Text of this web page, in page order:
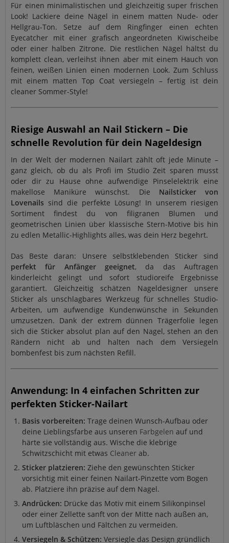
Für einen minimalistischen und gleichzeitig super frischen
Look! Lackiere deine Nägel in einem matten Nude- oder
Hellgrau-Ton. Setze auf dem Ringfinger einen echten
Eyecatcher mit einer grafisch angeordneten Kiwischeibe
oder einer halben Zitrone. Die restlichen Nägel hältst du
komplett clean, verleihst ihnen aber mit einem Hauch von
feinen, weißen Linien einen modernen Look. Zum Schluss
mit einem matten Top Coat versiegeln – fertig ist dein
cleaner Sommer-Style!
Riesige Auswahl an Nail Stickern – Die
schnelle Revolution für dein Nageldesign
In der Welt der modernen Nailart zählt oft jede Minute –
ganz gleich, ob du als Profi im Studio Zeit sparen musst
oder dir zu Hause ohne aufwendige Pinselelektrik eine
makellose Maniküre wünschst. Die Nailsticker von
Lovenails sind die perfekte Lösung! In unserem riesigen
Sortiment findest du von filigranen Blumen und
geometrischen Linien über klassische Stern-Motive bis hin
zu edlen Metallic-Highlights alles, was dein Herz begehrt.
Das Beste daran: Unsere selbstklebenden Sticker sind
perfekt für Anfänger geeignet, da das Auftragen
kinderleicht gelingt und sofort studioreife Ergebnisse
garantiert. Gleichzeitig schätzen Nageldesigner unsere
Sticker als unschlagbares Werkzeug für schnelles Studio-
Arbeiten, um aufwendige Kundenwünsche in Sekunden
umzusetzen. Dank der extrem dünnen Trägerfolie legen
sich die Sticker absolut plan auf den Nagel, stehen an den
Rändern nicht ab und halten nach dem Versiegeln
bombenfest bis zum nächsten Refill.
Anwendung: In 4 einfachen Schritten zur
perfekten Sticker-Nailart
Basis vorbereiten: Trage deinen Wunsch-Aufbau oder
deine Lieblingsfarbe aus unseren Farbgelen auf und
härte sie vollständig aus. Wische die klebrige
Schwitzschicht mit etwas Cleaner ab.
Sticker platzieren: Ziehe den gewünschten Sticker
vorsichtig mit einer feinen Nailart-Pinzette vom Bogen
ab. Platziere ihn präzise auf dem Nagel.
Andrücken: Drücke das Motiv mit einem Silikonpinsel
oder einer Zellette sanft von der Mitte nach außen an,
um Luftbläschen und Fältchen zu vermeiden.
Versiegeln & Schützen: Versiegle das Design gründlich